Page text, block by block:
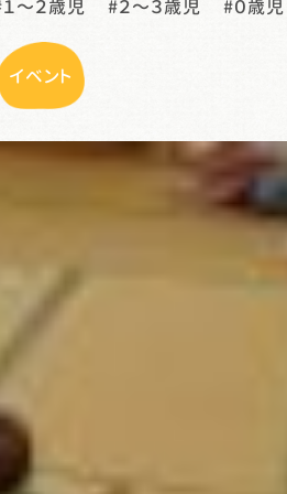
１〜２歳児 ２〜３歳児 ０歳児
イベント